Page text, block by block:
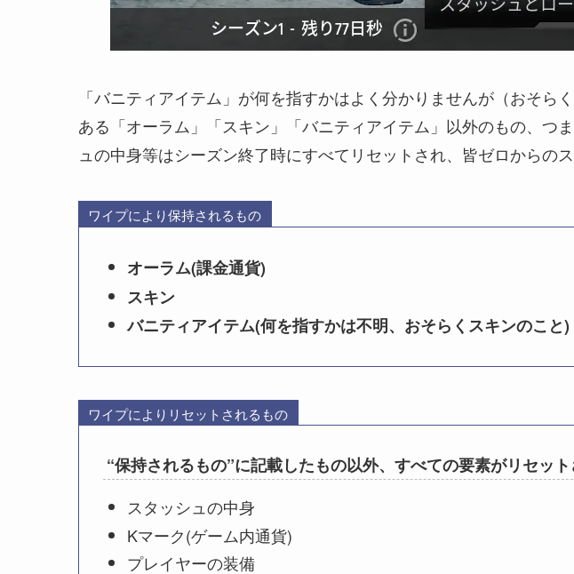
「バニティアイテム」が何を指すかはよく分かりませんが（おそら
ある「オーラム」「スキン」「バニティアイテム」以外のもの、つま
ュの中身等はシーズン終了時にすべてリセット され、皆ゼロからの
ワイプにより保持されるもの
オーラム(課金通貨)
スキン
バニティアイテム(何を指すかは不明、おそらくスキンのこと)
ワイプによりリセットされるもの
“保持されるもの”に記載したもの以外、すべての要素がリセッ
スタッシュの中身
Kマーク(ゲーム内通貨)
プレイヤーの装備